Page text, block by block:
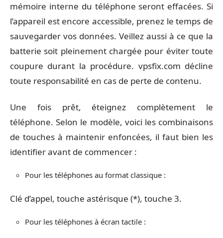
mémoire interne du téléphone seront effacées. Si
l’appareil est encore accessible, prenez le temps de
sauvegarder vos données. Veillez aussi à ce que la
batterie soit pleinement chargée pour éviter toute
coupure durant la procédure. vpsfix.com décline
toute responsabilité en cas de perte de contenu.
Une fois prêt, éteignez complètement le
téléphone. Selon le modèle, voici les combinaisons
de touches à maintenir enfoncées, il faut bien les
identifier avant de commencer :
Pour les téléphones au format classique :
Clé d’appel, touche astérisque (*), touche 3.
Pour les téléphones à écran tactile :